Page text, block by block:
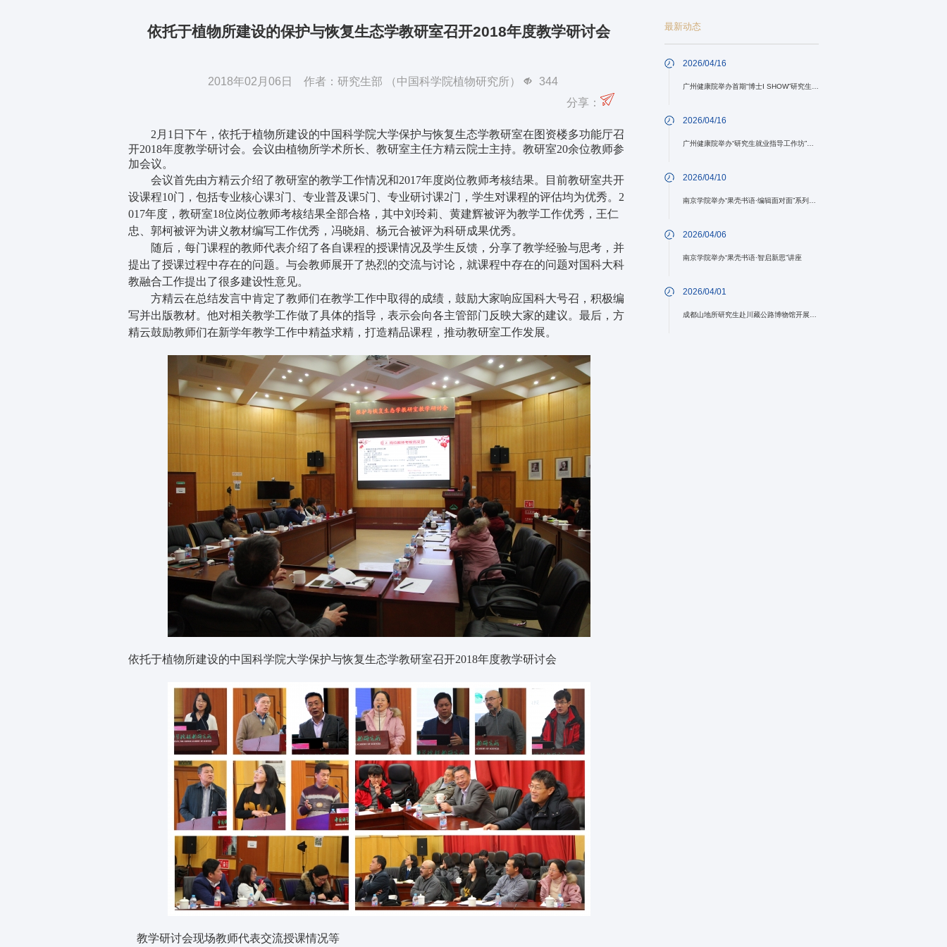
依托于植物所建设的保护与恢复生态学教研室召开2018年度教学研讨会
2018年02月06日 作者：研究生部 （中国科学院植物研究所）
344
分享：
2月1日下午，依托于植物所建设的中国科学院大学保护与恢复生态学教研室在图资楼多功能厅召
开2018年度教学研讨会。会议由植物所学术所长、教研室主任方精云院士主持。教研室20余位教师参
加会议。
会议首先由方精云介绍了教研室的教学工作情况和2017年度岗位教师考核结果。目前教研室共开
设课程10门，包括专业核心课3门、专业普及课5门、专业研讨课2门，学生对课程的评估均为优秀。2
017年度，教研室18位岗位教师考核结果全部合格，其中刘玲莉、黄建辉被评为教学工作优秀，王仁
忠、郭柯被评为讲义教材编写工作优秀，冯晓娟、杨元合被评为科研成果优秀。
随后，每门课程的教师代表介绍了各自课程的授课情况及学生反馈，分享了教学经验与思考，并
提出了授课过程中存在的问题。与会教师展开了热烈的交流与讨论，就课程中存在的问题对国科大科
教融合工作提出了很多建设性意见。
方精云在总结发言中肯定了教师们在教学工作中取得的成绩，鼓励大家响应国科大号召，积极编
写并出版教材。他对相关教学工作做了具体的指导，表示会向各主管部门反映大家的建议。最后，方
精云鼓励教师们在新学年教学工作中精益求精，打造精品课程，推动教研室工作发展。
依托于植物所建设的中国科学院大学保护与恢复生态学教研室召开2018年度教学研讨会
教学研讨会现场教师代表交流授课情况等
最新动态
2026/04/16
广州健康院举办首期“博士I SHOW”研究生学术沙龙活动
2026/04/16
广州健康院举办“研究生就业指导工作坊”系列活动
2026/04/10
南京学院举办“果壳书语·编辑面对面”系列讲座
2026/04/06
南京学院举办“果壳书语·智启新思”讲座
2026/04/01
成都山地所研究生赴川藏公路博物馆开展研学与户外实践活动